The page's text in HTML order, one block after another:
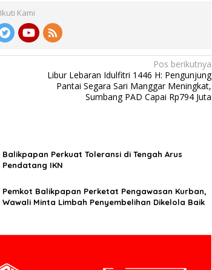
Ikuti Kami
Pos berikutnya
Libur Lebaran Idulfitri 1446 H: Pengunjung
Pantai Segara Sari Manggar Meningkat,
Sumbang PAD Capai Rp794 Juta
Balikpapan Perkuat Toleransi di Tengah Arus
Pendatang IKN
Pemkot Balikpapan Perketat Pengawasan Kurban,
Wawali Minta Limbah Penyembelihan Dikelola Baik